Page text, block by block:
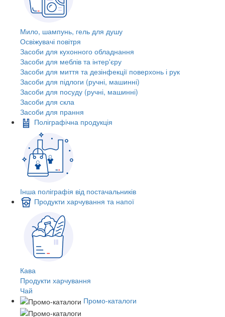
Мило, шампунь, гель для душу
Освіжувачі повітря
Засоби для кухонного обладнання
Засоби для меблів та інтер'єру
Засоби для миття та дезінфекції поверхонь і рук
Засоби для підлоги (ручні, машинні)
Засоби для посуду (ручні, машинні)
Засоби для скла
Засоби для прання
Поліграфічна продукція
Інша поліграфія від постачальників
Продукти харчування та напої
Кава
Продукти харчування
Чай
Промо-каталоги